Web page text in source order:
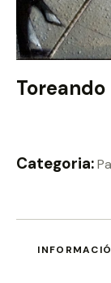
Toreando
Categoria: